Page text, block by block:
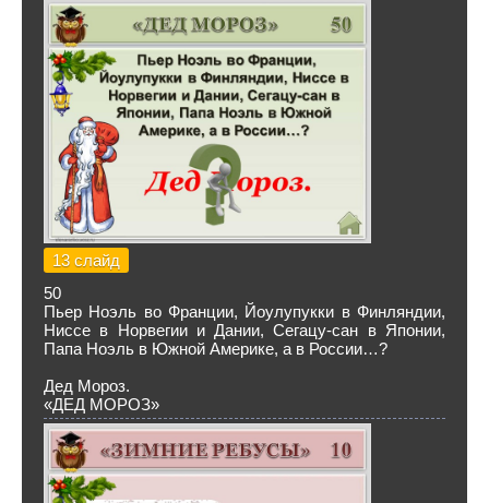
13 слайд
50
Пьер Ноэль во Франции, Йоулупукки в Финляндии,
Ниссе в Норвегии и Дании, Сегацу-сан в Японии,
Папа Ноэль в Южной Америке, а в России…?
Дед Мороз.
«ДЕД МОРОЗ»